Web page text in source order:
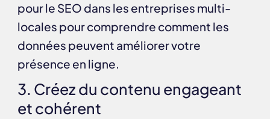
pour le SEO dans les entreprises multi-
locales pour comprendre comment les
données peuvent améliorer votre
présence en ligne.
3. Créez du contenu engageant
et cohérent